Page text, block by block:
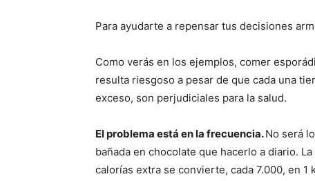
Para ayudarte a repensar tus decisiones
Como verás en los ejemplos, comer
resulta riesgoso a pesar de que cada una
exceso, son perjudiciales para la salud.
El problema está en la frecuencia.No será
bañada en chocolate que hacerlo a diario.
calorías extra se convierte, cada 7.000, en 1